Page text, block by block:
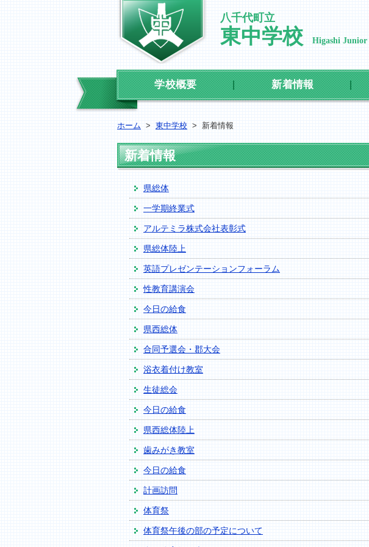
八千代町立
東中学校 Higashi Junior
学校概要 新着情報
ホーム > 東中学校 > 新着情報
新着情報
県総体
一学期終業式
アルテミラ株式会社表彰式
県総体陸上
英語プレゼンテーションフォーラム
性教育講演会
今日の給食
県西総体
合同予選会・郡大会
浴衣着付け教室
生徒総会
今日の給食
県西総体陸上
歯みがき教室
今日の給食
計画訪問
体育祭
体育祭午後の部の予定について